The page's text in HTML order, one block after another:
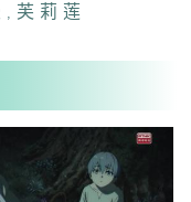
, 芙莉莲